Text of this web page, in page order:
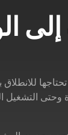
وحتى التشغيل